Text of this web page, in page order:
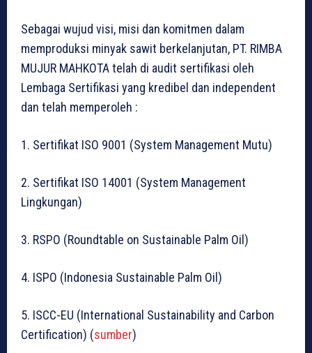
Sebagai wujud visi, misi dan komitmen dalam
memproduksi minyak sawit berkelanjutan, PT. RIMBA
MUJUR MAHKOTA telah di audit sertifikasi oleh
Lembaga Sertifikasi yang kredibel dan independent
dan telah memperoleh :
1. Sertifikat ISO 9001 (System Management Mutu)
2. Sertifikat ISO 14001 (System Management
Lingkungan)
3. RSPO (Roundtable on Sustainable Palm Oil)
4. ISPO (Indonesia Sustainable Palm Oil)
5. ISCC-EU (International Sustainability and Carbon
Certification) (sumber)